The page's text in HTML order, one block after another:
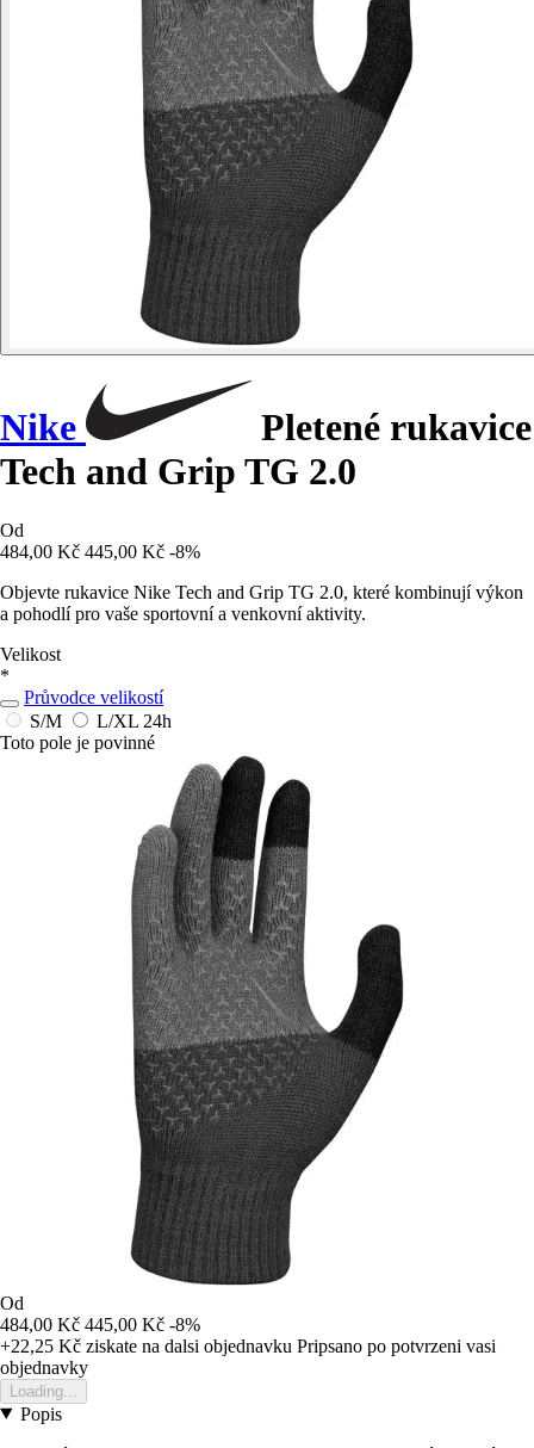
Nike
Pletené rukavice
Tech and Grip TG 2.0
Od
484,00 Kč 445,00 Kč -8%
Objevte rukavice Nike Tech and Grip TG 2.0, které kombinují výkon
a pohodlí pro vaše sportovní a venkovní aktivity.
Velikost
*
Průvodce velikostí
S/M
L/XL 24h
Toto pole je povinné
Od
484,00 Kč 445,00 Kč -8%
+22,25 Kč ziskate na dalsi objednavku Pripsano po potvrzeni vasi
objednavky
Loading...
Popis